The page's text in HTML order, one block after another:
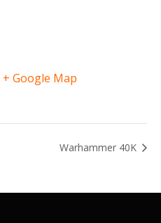
+ Google Map
Warhammer 40K